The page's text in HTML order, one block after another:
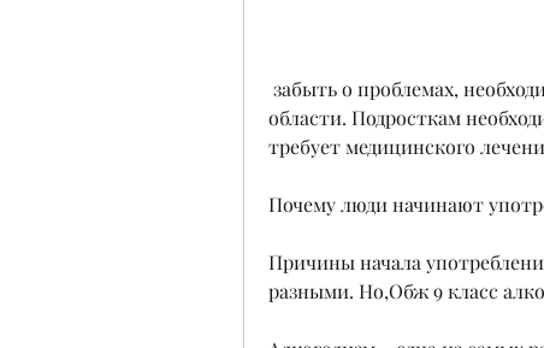
области. Подросткам
требует медицинского
Почему люди начинают
Причины начала
разными. Но,Обж 9 класс